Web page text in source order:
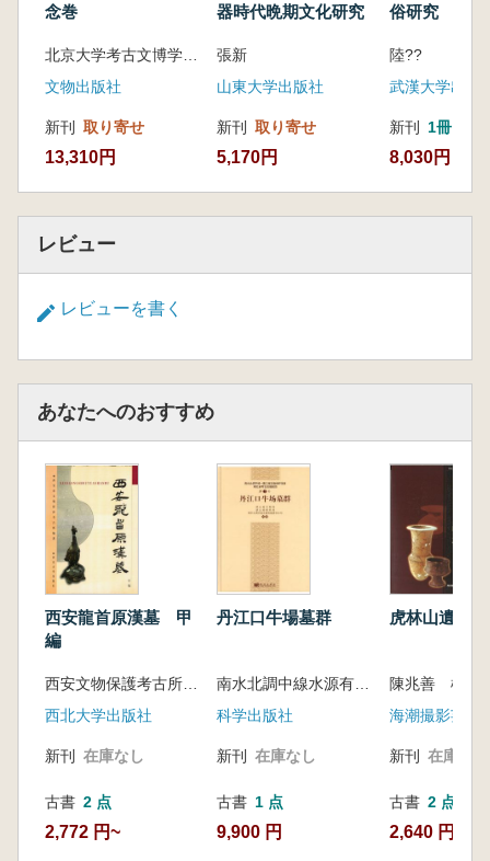
念巻
文物出版社
新刊 取り寄せ
13,310円
器時代晩期文化研究
張新
山東大学出版社
新刊 取り寄せ
5,170円
俗研究
陸??
武漢大学出版
新刊 1冊
8,030円
レビュー
レビューを書く
あなたへのおすすめ
西安龍首原漢墓 甲
編
西北大学出版社
新刊 在庫なし
古書 2 点
2,772 円~
丹江口牛場墓群
科学出版社
新刊 在庫なし
古書 1 点
9,900 円
虎林山遺址
陳兆善 楊麗
海潮撮影芸術
新刊 在庫なし
古書 2 点
2,640 円~